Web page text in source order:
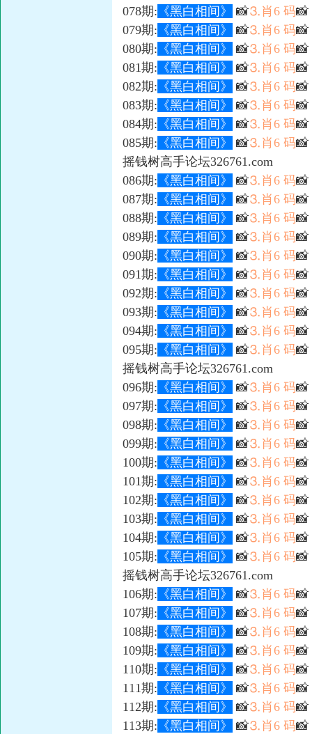
078期: 《黑白相间》 📸⒊肖6 码📸
079期: 《黑白相间》 📸⒊肖6 码📸
080期: 《黑白相间》 📸⒊肖6 码📸
081期: 《黑白相间》 📸⒊肖6 码📸
082期: 《黑白相间》 📸⒊肖6 码📸
083期: 《黑白相间》 📸⒊肖6 码📸
084期: 《黑白相间》 📸⒊肖6 码📸
085期: 《黑白相间》 📸⒊肖6 码📸
摇钱树高手论坛326761.com
086期: 《黑白相间》 📸⒊肖6 码📸
087期: 《黑白相间》 📸⒊肖6 码📸
088期: 《黑白相间》 📸⒊肖6 码📸
089期: 《黑白相间》 📸⒊肖6 码📸
090期: 《黑白相间》 📸⒊肖6 码📸
091期: 《黑白相间》 📸⒊肖6 码📸
092期: 《黑白相间》 📸⒊肖6 码📸
093期: 《黑白相间》 📸⒊肖6 码📸
094期: 《黑白相间》 📸⒊肖6 码📸
095期: 《黑白相间》 📸⒊肖6 码📸
摇钱树高手论坛326761.com
096期: 《黑白相间》 📸⒊肖6 码📸
097期: 《黑白相间》 📸⒊肖6 码📸
098期: 《黑白相间》 📸⒊肖6 码📸
099期: 《黑白相间》 📸⒊肖6 码📸
100期: 《黑白相间》 📸⒊肖6 码📸
101期: 《黑白相间》 📸⒊肖6 码📸
102期: 《黑白相间》 📸⒊肖6 码📸
103期: 《黑白相间》 📸⒊肖6 码📸
104期: 《黑白相间》 📸⒊肖6 码📸
105期: 《黑白相间》 📸⒊肖6 码📸
摇钱树高手论坛326761.com
106期: 《黑白相间》 📸⒊肖6 码📸
107期: 《黑白相间》 📸⒊肖6 码📸
108期: 《黑白相间》 📸⒊肖6 码📸
109期: 《黑白相间》 📸⒊肖6 码📸
110期: 《黑白相间》 📸⒊肖6 码📸
111期: 《黑白相间》 📸⒊肖6 码📸
112期: 《黑白相间》 📸⒊肖6 码📸
113期: 《黑白相间》 📸⒊肖6 码📸